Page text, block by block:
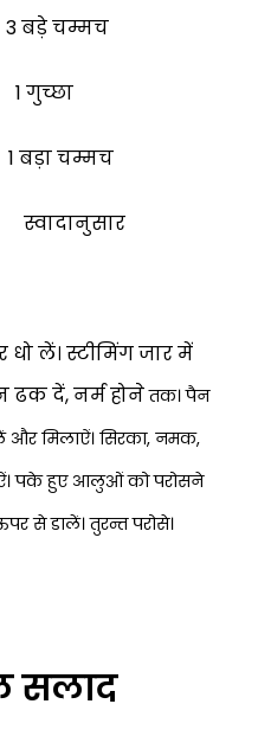
गुच्छा
चम्मच
लें। स्टीमिंग जार में
ढक दें, नर्म होनेतक।पैन
और मिलाऐं। सिरका, नमक,
पके हुए आलुओं को परोसने
से डालें। तुरन्त परोसे।
सलाद